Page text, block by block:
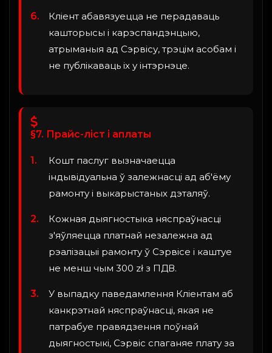
Кліент абавязуецца не перадаваць
кашторысы і карэспандэнцыю,
атрыманыя ад Сэрвісу, трэцім асобам і
не публікаваць іх у інтэрнэце.
§7. Прайс-ліст і аплаты
Кошт паслуг вызначаецца
індывідуальна ў залежнасці ад аб'ёму
рамонту і выкарыстаных дэталяў.
Кожная дыягностыка няспраўнасці
з'яўляецца платнай незалежна ад
рэалізацыі рамонту ў Сэрвісе і каштуе
не менш чым 300 zł з ПДВ.
У выпадку паведамлення Кліентам аб
канкрэтнай няспраўнасці, якая не
патрабуе правядзення поўнай
дыягностыкі, Сэрвіс спаганяе плату за